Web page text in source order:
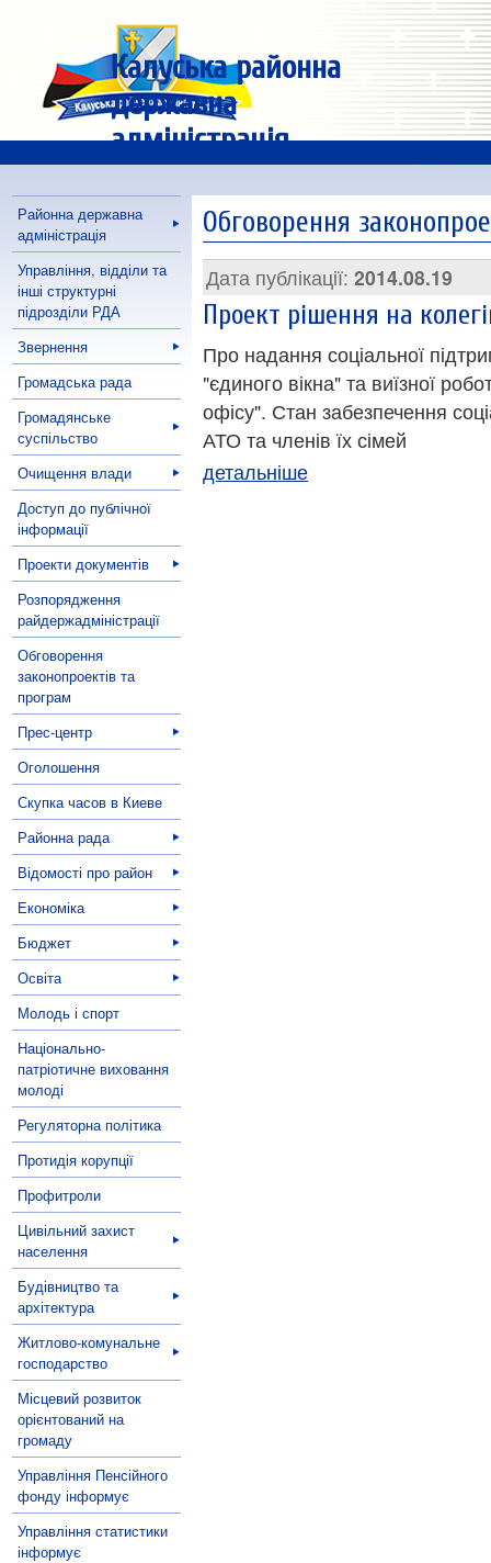
Калуська районна
державна
адміністрація
Районна державна
адміністрація
Управління, відділи та
інші структурні
підрозділи РДА
Звернення
Громадська рада
Громадянське
суспільство
Очищення влади
Доступ до публічної
інформації
Проекти документів
Розпорядження
райдержадміністрації
Обговорення
законопроектів та
програм
Прес-центр
Оголошення
Скупка часов в Киеве
Районна рада
Відомості про район
Економіка
Бюджет
Освіта
Молодь і спорт
Національно-
патріотичне виховання
молоді
Регуляторна політика
Протидія корупції
Профитроли
Цивільний захист
населення
Будівництво та
архітектура
Житлово-комунальне
господарство
Місцевий розвиток
орієнтований на
громаду
Управління Пенсійного
фонду інформує
Управління статистики
інформує
Обговорення
Дата публікації: 2014.08.19
Проект рішення на
Про надання соціальної
"єдиного вікна" та виїзної
офісу". Стан забезпечення
АТО та членів їх сімей
детальніше